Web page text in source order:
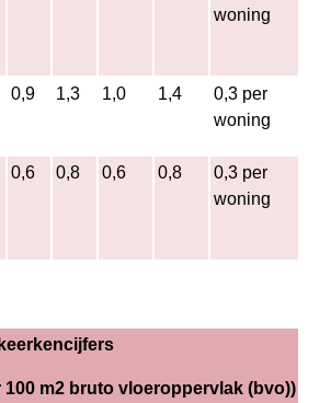
woning
0,9 1,3 1,0 1,4
0,3 per
woning
0,6 0,8 0,6 0,8
0,3 per
woning
100 m2 bruto vloeroppervlak (bvo))